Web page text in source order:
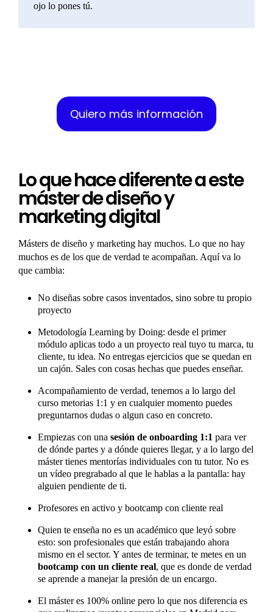
ojo lo pones tú.
Quiero más información
Lo que hace diferente a este
máster de diseño y
marketing digital
Másters de diseño y marketing hay muchos. Lo que no hay
muchos es de los que de verdad te acompañan. Aquí va lo
que cambia:
No diseñas sobre casos inventados, sino sobre tu propio
proyecto
Metodología Learning by Doing: desde el primer
módulo aplicas todo a un proyecto real tuyo tu marca, tu
cliente, tu idea. No entregas ejercicios que se quedan en
un cajón. Sales con cosas hechas que puedes enseñar.
Acompañamiento de verdad, tenemos a lo largo del
curso metorias 1:1 y en cualquier momento puedes
preguntarnos dudas o algun caso en concreto.
Empiezas con una sesión de onboarding 1:1 para ver
de dónde partes y a dónde quieres llegar, y a lo largo del
máster tienes mentorías individuales con tu tutor. No es
un vídeo pregrabado al que le hablas a la pantalla: hay
alguien pendiente de ti.
Profesores en activo y bootcamp con cliente real
Quien te enseña no es un académico que leyó sobre
esto: son profesionales que están trabajando ahora
mismo en el sector. Y antes de terminar, te metes en un
bootcamp con un cliente real, que es donde de verdad
se aprende a manejar la presión de un encargo.
El máster es 100% online pero lo que nos diferencia es